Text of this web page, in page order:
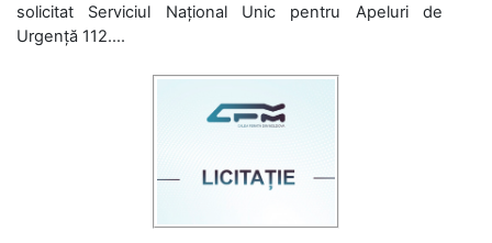
solicitat Serviciul Național Unic pentru Apeluri de
Urgență 112....